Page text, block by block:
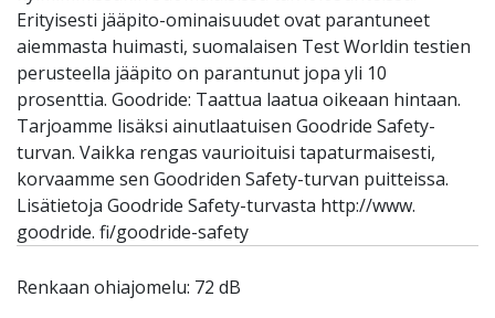
Erityisesti jääpito-ominaisuudet ovat parantuneet
aiemmasta huimasti, suomalaisen Test Worldin testien
perusteella jääpito on parantunut jopa yli 10
prosenttia. Goodride: Taattua laatua oikeaan hintaan.
Tarjoamme lisäksi ainutlaatuisen Goodride Safety-
turvan. Vaikka rengas vaurioituisi tapaturmaisesti,
korvaamme sen Goodriden Safety-turvan puitteissa.
Lisätietoja Goodride Safety-turvasta http://www.
goodride. fi/goodride-safety
Renkaan ohiajomelu: 72 dB